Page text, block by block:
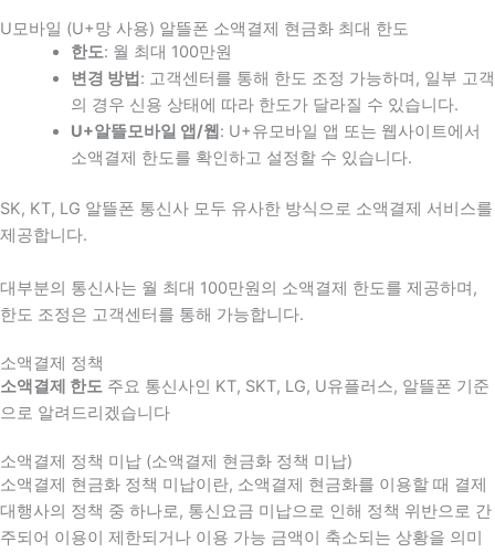
U모바일 (U+망 사용) 알뜰폰 소액결제 현금화 최대 한도
한도: 월 최대 100만원
변경 방법 : 고객센터를 통해 한도 조정 가능하며, 일부 고객
의 경우 신용 상태에 따라 한도가 달라질 수 있습니다.
U+알뜰모바일 앱/웹 : U+유모바일 앱 또는 웹사이트에서
소액결제 한도를 확인하고 설정할 수 있습니다.
SK, KT, LG 알뜰폰 통신사 모두 유사한 방식으로 소액결제 서비스를
제공합니다.
대부분의 통신사는 월 최대 100만원의 소액결제 한도를 제공하며,
한도 조정은 고객센터를 통해 가능합니다.
소액결제 정책
소액결제 한도 주요 통신사인 KT, SKT, LG, U유플러스, 알뜰폰 기준
으로 알려드리겠습니다
소액결제 정책 미납 (소액결제 현금화 정책 미납)
소액결제 현금화 정책 미납이란, 소액결제 현금화를 이용할 때 결제
대행사의 정책 중 하나로, 통신요금 미납으로 인해 정책 위반으로 간
주되어 이용이 제한되거나 이용 가능 금액이 축소되는 상황을 의미